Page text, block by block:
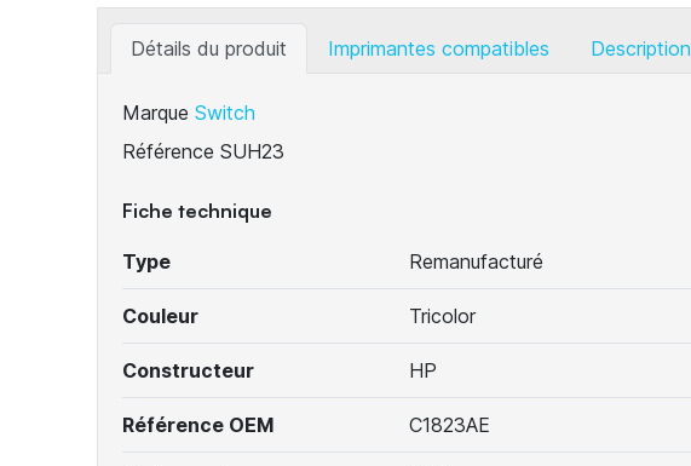
Détails du produit Imprimantes compatibles Description
Marque Switch
Référence SUH23
Fiche technique
Type Remanufacturé
Couleur Tricolor
Constructeur HP
Référence OEM C1823AE